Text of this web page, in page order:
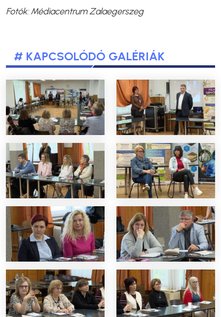
Fotók: Médiacentrum Zalaegerszeg
# KAPCSOLÓDÓ GALÉRIÁK